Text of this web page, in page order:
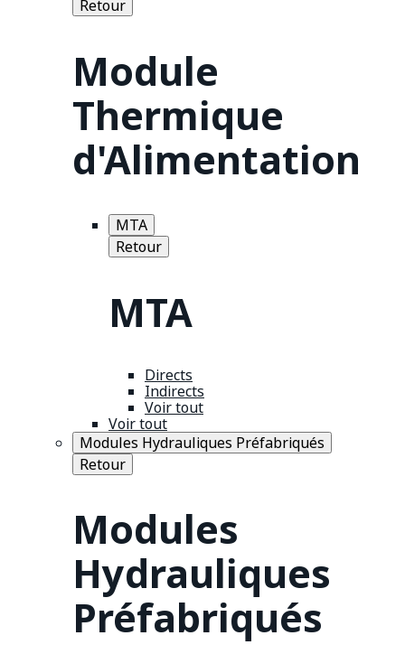
Retour
Module
Thermique
d'Alimentation
MTA
Retour
MTA
Directs
Indirects
Voir tout
Voir tout
Modules Hydrauliques Préfabriqués
Retour
Modules
Hydrauliques
Préfabriqués